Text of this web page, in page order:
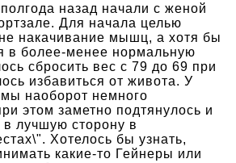
назад начали с женой
Для начала целью
накачивание мышц, а хотя бы
в более-менее нормальную
сбросить вес с 79 до 69 при
избавиться от живота. У
наоборот немного
этом заметно подтянулось и
лучшую сторону в
Хотелось бы узнать,
какие-то Гейнеры или